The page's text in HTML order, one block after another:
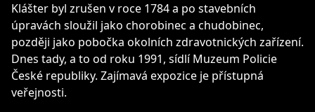
Klášter byl zrušen v roce 1784 a po stavebních
úpravách sloužil jako chorobinec a chudobinec,
později jako pobočka okolních zdravotnických zařízení.
Dnes tady, a to od roku 1991, sídlí Muzeum Policie
České republiky. Zajímavá expozice je přístupná
veřejnosti.